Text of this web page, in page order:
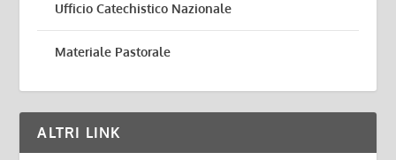
Ufficio Catechistico Nazionale
Materiale Pastorale
ALTRI LINK